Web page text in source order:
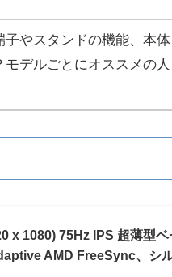
やスタンドの機能、本
デルごとにオススメの
x 1080) 75Hz IPS 超薄型ベ
AMD FreeSync、シ